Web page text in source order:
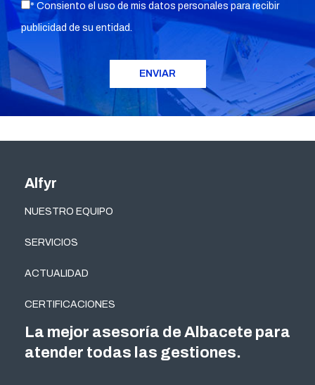
* Consiento el uso de mis datos personales para recibir
publicidad de su entidad.
Alfyr
NUESTRO EQUIPO
SERVICIOS
ACTUALIDAD
CERTIFICACIONES
La mejor asesoría de Albacete para
atender todas las gestiones.